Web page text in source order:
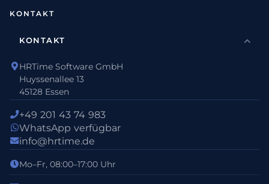
KONTAKT
KONTAKT
HRTime Software GmbH
Huyssenallee 13
45128 Essen
+49 201 43 74 983
WhatsApp verfügbar
info@hrtime.de
Mo–Fr, 08:00–17:00 Uhr